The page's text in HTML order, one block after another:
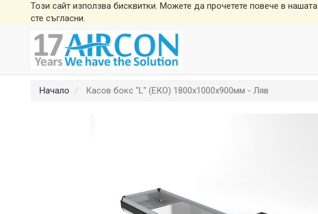
Този сайт използва бисквитки. Можете да прочетете повече в нашата
сте съгласни.
Начало Касов бокс "L" (ЕКО) 1800х1000х900мм - Ляв